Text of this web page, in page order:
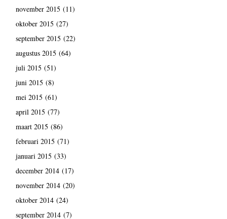
november 2015 (11)
oktober 2015 (27)
september 2015 (22)
augustus 2015 (64)
juli 2015 (51)
juni 2015 (8)
mei 2015 (61)
april 2015 (77)
maart 2015 (86)
februari 2015 (71)
januari 2015 (33)
december 2014(17)
november 2014(20)
oktober 2014(24)
september 2014(7)